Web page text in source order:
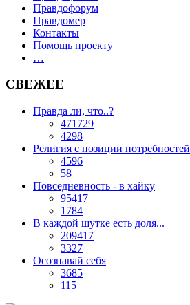
Правдофорум
Правдомер
Контакты
Помощь проекту
…
СВЕЖЕЕ
Правда ли, что..?
471729
4298
Религия с позиции потребностей
4596
58
Повседневность - в хайку
95417
1784
В каждой шутке есть доля...
209417
3327
Осознавай себя
3685
115